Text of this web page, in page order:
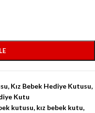
, Kız Bebek Hediye Kutusu,
Kutu
kutusu, kız bebek kutu,